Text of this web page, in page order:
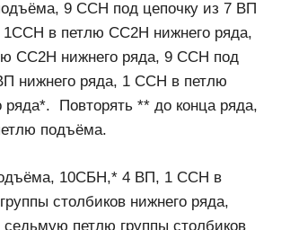
9 ССН под цепочку из 7 ВП
1ССН в петлю СС2Н нижнего ряда,
СС2Н нижнего ряда, 9 ССН под
нижнего ряда, 1 ССН в петлю
Повторять ** до конца ряда,
подъёма.
10СБН,* 4 ВП, 1 ССН в
столбиков нижнего ряда,
петлю группы столбиков